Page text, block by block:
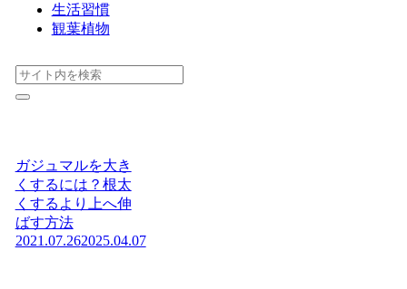
生活習慣
観葉植物
ガジュマルを大き
くするには？根太
くするより上へ伸
ばす方法
2021.07.262025.04.07